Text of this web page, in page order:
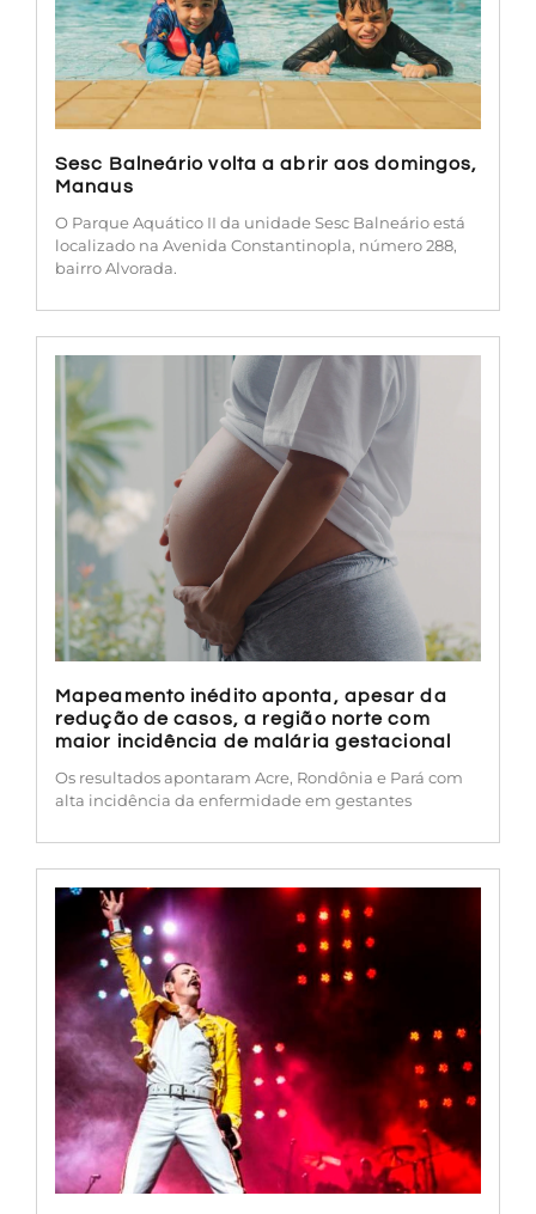
Sesc Balneário volta a abrir aos domingos,
Manaus
O Parque Aquático II da unidade Sesc Balneário está
localizado na Avenida Constantinopla, número 288,
bairro Alvorada.
Mapeamento inédito aponta, apesar da
redução de casos, a região norte com
maior incidência de malária gestacional
Os resultados apontaram Acre, Rondônia e Pará com
alta incidência da enfermidade em gestantes